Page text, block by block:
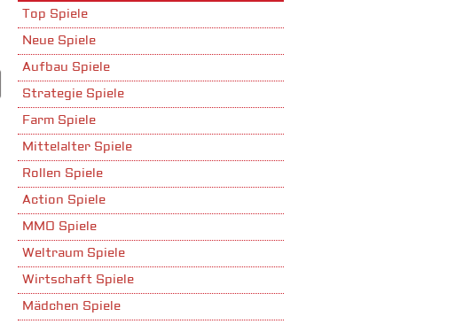
Top Spiele
Neue Spiele
Aufbau Spiele
Strategie Spiele
Farm Spiele
Mittelalter Spiele
Rollen Spiele
Action Spiele
MMO Spiele
Weltraum Spiele
Wirtschaft Spiele
Mädchen Spiele